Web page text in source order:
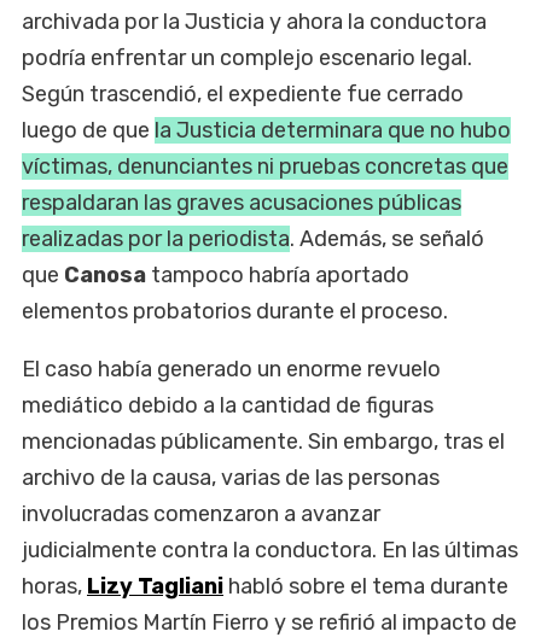
archivada por la Justicia y ahora la conductora
podría enfrentar un complejo escenario legal.
Según trascendió, el expediente fue cerrado
luego de que la Justicia determinara que no hubo
víctimas, denunciantes ni pruebas concretas que
respaldaran las graves acusaciones públicas
realizadas por la periodista. Además, se señaló
que Canosa tampoco habría aportado
elementos probatorios durante el proceso.
El caso había generado un enorme revuelo
mediático debido a la cantidad de figuras
mencionadas públicamente. Sin embargo, tras el
archivo de la causa, varias de las personas
involucradas comenzaron a avanzar
judicialmente contra la conductora. En las últimas
horas, Lizy Tagliani habló sobre el tema durante
los Premios Martín Fierro y se refirió al impacto de